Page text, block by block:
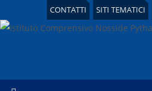
CONTATTI SITI TEMATICI